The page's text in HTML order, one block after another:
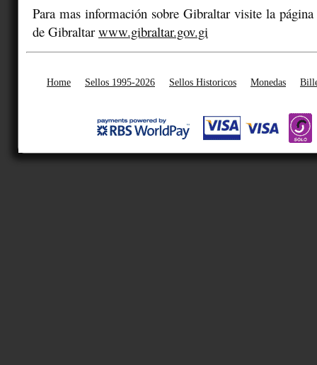
Para mas información sobre Gibraltar visite la
de Gibraltarwww.gibraltar.gov.gi
Home Sellos 1995-2026 Sellos Historicos Monedas